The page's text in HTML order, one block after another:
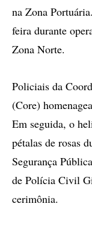
na Zona
feira durante
Zona Norte.
Policiais da
(Core)
Em seguida, o
pétalas de rosas
Segurança
de Polícia Civil
cerimônia.